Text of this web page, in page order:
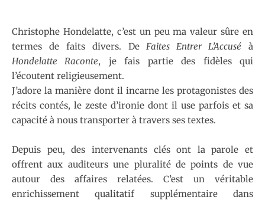
Christophe Hondelatte, c’est un peu ma valeur sûre en
termes de faits divers. DeFaites Entrer L’Accusé à
Hondelatte Raconte, je fais partie des fidèles qui
l’écoutent religieusement.
J’adore la manière dont il incarne les protagonistes des
récits contés, le zeste d’ironie dont il use parfois et sa
capacité à nous transporter à travers ses textes.
Depuis peu, des intervenants clés ont la parole et
offrent aux auditeurs une pluralité de points de vue
autour des affaires relatées. C’est un véritable
enrichissement qualitatif supplémentaire dans